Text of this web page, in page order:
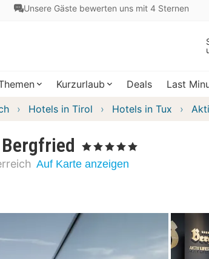
Unsere Gäste bewerten uns mit 4 Sternen
Kurzurlaub Deals Last
Hotels in Tirol Hotels in Tux
, 5 Sterne
Auf Karte anzeigen